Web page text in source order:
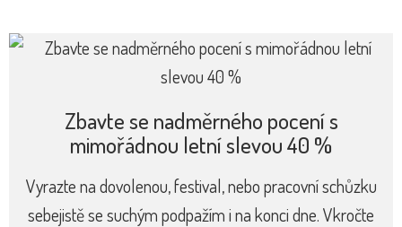
Zbavte se nadměrného pocení s
mimořádnou letní slevou 40 %
Vyrazte na dovolenou, festival, nebo pracovní schůzku
sebejistě se suchým podpažím i na konci dne. Vkročte